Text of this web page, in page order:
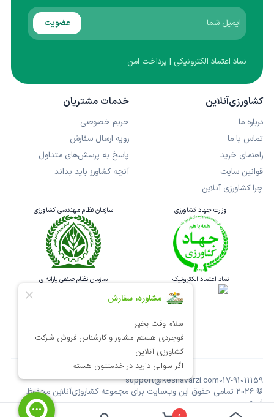
عضویت
نماد اعتماد الکترونیکی | پرداخت امن
کشاورزی‌آنلاین
درباره ما
تماس با ما
راهنمای خرید
قوانین سایت
چرا کشاورزی آنلاین
خدمات مشتریان
حریم خصوصی
رویه ارسال سفارش
پاسخ به پرسش‌های متداول
آنچه کشاورز باید بداند
وزارت جهاد کشاورزی سازمان نظام مهندسی کشاورزی
نماد اعتماد الکترونیک سازمان نظام صنفی یارانه‌ای
017-91011159
support@keshavarzi.com
©
2026 تمامی حقوق این وب‌سایت برای مجموعه کشاروزی‌آنلاین محفوظ
است.
طراحی و اجرا: استارباد